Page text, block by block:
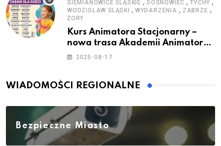
SIEMIANOWICE ŚLĄSKIE SOSNOWIEC TYCHY
WODZISŁAW ŚLĄSKI , WYDARZENIA , ZABRZE ,
ŻORY
Kurs Animatora Stacjonarny –
nowa trasa Akademii Animatora
– jesień 2025
2025-08-17
WIADOMOŚCI REGIONALNE
Bezpieczne Miasto